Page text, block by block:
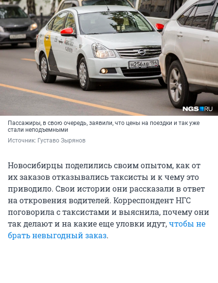
Пассажиры, в свою очередь, заявили, что цены на поездки и так уже
стали неподъемными
Источник: Густаво Зырянов
Новосибирцы поделились своим опытом, как от
их заказов отказывались таксисты и к чему это
приводило. Свои истории они рассказали в ответ
на откровения водителей. Корреспондент НГС
поговорила с таксистами и выяснила, почему они
так делают и на какие еще уловки идут,чтобы не
брать невыгодный заказ.